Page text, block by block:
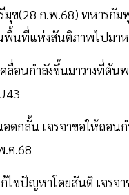
(28 ก.พ.68) ทหารกัมพู
นพื้นที่แห่งสันติภาพไปม
ลื่อนกำลังขึ้นมาวางที่ต้
กลั้น เจรจาขอให้ถอน
.ค.68
ขปัญหาโดยสันติ เจรจา